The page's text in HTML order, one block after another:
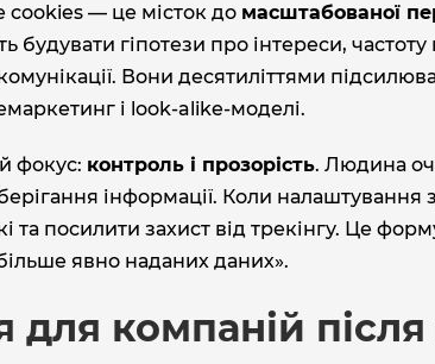
cookies — це місток до масштабованої
будувати гіпотези про інтереси, частоту
Вони десятиліттями
і look‑alike‑моделі.
фокус: контроль і прозорість. Людина
інформації. Коли налаштування
та посилити захист від трекінгу. Це
явно наданих даних».
компаній після